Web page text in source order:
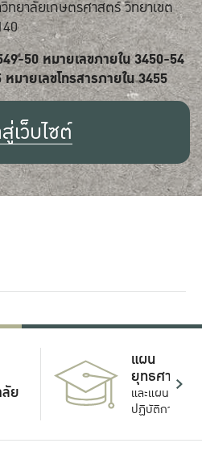
ยาลัยเกษตรศาสตร์ วิทยาเขต
50 หมายเลขภายใน 3450-54
มายเลขโทรสารภายใน 3455
สู่เว็บไซต์
ย
แผน
ยุทธศาสตร์
และแผน
ปฏิบัติการ